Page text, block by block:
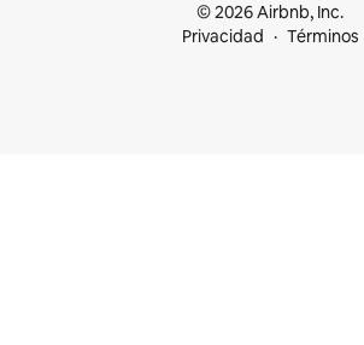
© 2026 Airbnb, Inc.
Privacidad
Términos